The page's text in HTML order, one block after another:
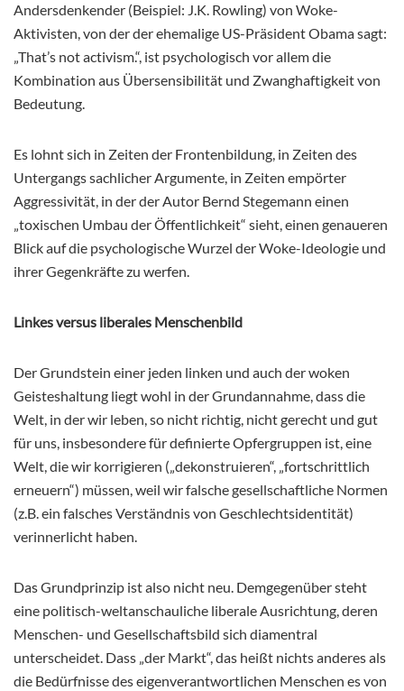
Andersdenkender (Beispiel: J.K. Rowling) von Woke-
Aktivisten, von der der ehemalige US-Präsident Obama sagt:
„That’s not activism.“, ist psychologisch vor allem die
Kombination aus Übersensibilität und Zwanghaftigkeit von
Bedeutung.
Es lohnt sich in Zeiten der Frontenbildung, in Zeiten des
Untergangs sachlicher Argumente, in Zeiten empörter
Aggressivität, in der der Autor Bernd Stegemann einen
„toxischen Umbau der Öffentlichkeit“ sieht, einen genaueren
Blick auf die psychologische Wurzel der Woke-Ideologie und
ihrer Gegenkräfte zu werfen.
Linkes versus liberales Menschenbild
Der Grundstein einer jeden linken und auch der woken
Geisteshaltung liegt wohl in der Grundannahme, dass die
Welt, in der wir leben, so nicht richtig, nicht gerecht und gut
für uns, insbesondere für definierte Opfergruppen ist, eine
Welt, die wir korrigieren („dekonstruieren“, „fortschrittlich
erneuern“) müssen, weil wir falsche gesellschaftliche Normen
(z.B. ein falsches Verständnis von Geschlechtsidentität)
verinnerlicht haben.
Das Grundprinzip ist also nicht neu. Demgegenüber steht
eine politisch-weltanschauliche liberale Ausrichtung, deren
Menschen- und Gesellschaftsbild sich diamentral
unterscheidet. Dass „der Markt“, das heißt nichts anderes als
die Bedürfnisse des eigenverantwortlichen Menschen es von